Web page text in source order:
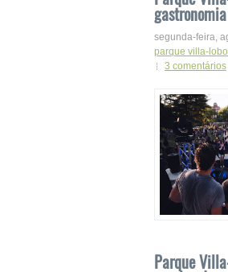
gastronomia
segunda-feira,
parque villa-
3 comentários
Parque